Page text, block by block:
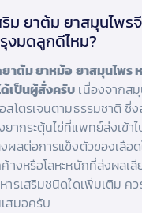
ริม ยาต้ม ยาสมุนไพร
งมดลูกดีไหม?
าต้ม ยาหม้อ ยาสมุนไพร
เป็นผู้สั่งครับ เนื่องจากส
โตรเจนตามธรรมชาติ ซึ่ง
ากระตุ้นไข่ที่แพทย์ส่งเข้าไ
ผลต่อการแข็งตัวของเลือด
างหรือโลหะหนักที่ส่งผลเสี
ารเสริมชนิดใดเพิ่มเติม ค
สมอครับ